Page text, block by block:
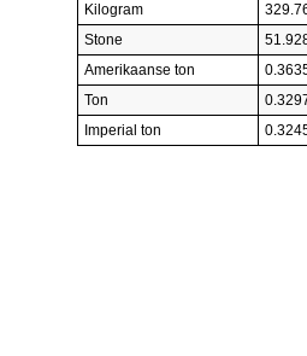
Kilogram
Stone
Amerikaanse ton
Ton
Imperial ton